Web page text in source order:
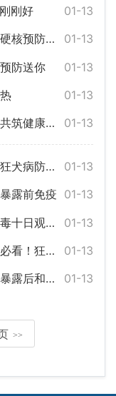
01-13
刚好
01-13
预防送你
01-13
防送你
01-13
01-13
国疟疾宣传日
01-13
用指南！
01-13
露前免疫
01-13
法可靠吗?
01-13
识大揭秘
01-13
防知识问答
>>